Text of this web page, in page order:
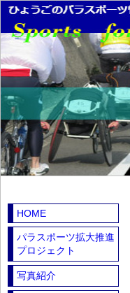
HOME
パラスポーツ拡大推進
プロジェクト
写真紹介